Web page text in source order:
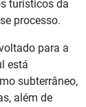
turísticos da
processo.
para a
está
subterrâneo,
além de